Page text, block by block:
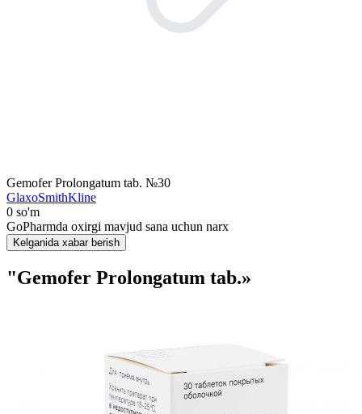
Gemofer Prolongatum tab. №30
GlaxoSmithKline
0 so'm
GoPharmda oxirgi mavjud sana uchun narx
Kelganida xabar berish
"Gemofer Prolongatum tab.»